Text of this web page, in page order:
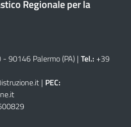
Regionale per la
90146 Palermo (PA) | Tel.: +39
| PEC: